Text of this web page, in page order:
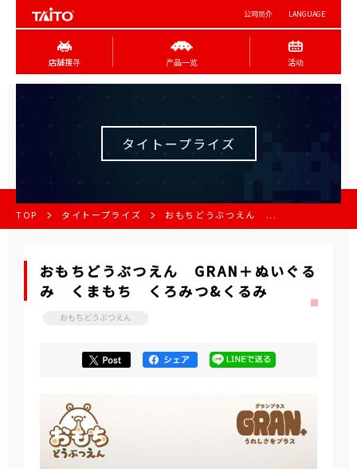
公司简介 LANGUAGE
店舖搜寻 产品一览 活动
タイトープライズ
TOP タイトープライズ おもちどうぶつえん ...
おもちどうぶつえん GRAN＋ぬいぐる
み くまもち くろみつ&くるみ
おもちどうぶつえん